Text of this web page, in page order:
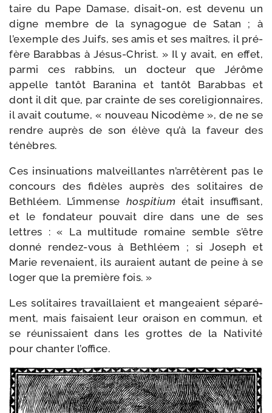
taire du Pape Damase, disait-​on, est deve­nu un
digne membre de la syna­gogue de Satan ; à
l’exemple des Juifs, ses amis et ses maîtres, il pré­
fère Barabbas à Jésus-​Christ. » Il y avait, en effet,
par­mi ces rab­bins, un doc­teur que Jérôme
appelle tan­tôt Baranina et tan­tôt Barabbas et
dont il dit que, par crainte de ses core­li­gion­naires,
il avait cou­tume, « nou­veau Nicodème », de ne se
rendre auprès de son élève qu’à la faveur des
ténèbres.
Ces insi­nua­tions mal­veillantes n’arrêtèrent pas le
concours des fidèles auprès des soli­taires de
Bethléem. L’immense hos­pi­tium était insuf­fi­sant,
et le fon­da­teur pou­vait dire dans une de ses
lettres : « La mul­ti­tude romaine semble s’être
don­né rendez-​vous à Bethléem ; si Joseph et
Marie reve­naient, ils auraient autant de peine à se
loger que la pre­mière fois. »
Les soli­taires tra­vaillaient et man­geaient sépa­ré­
ment, mais fai­saient leur orai­son en com­mun, et
se réunis­saient dans les grottes de la Nativité
pour chan­ter l’office.